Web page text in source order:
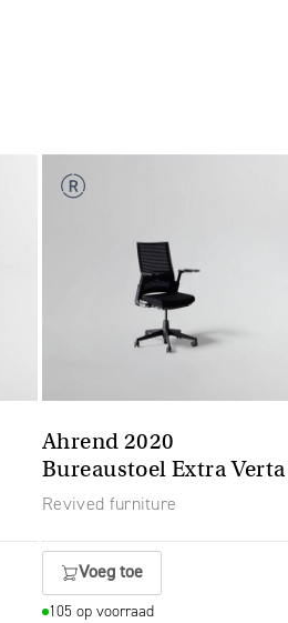
Ahrend 2020
Bureaustoel Extra Verta
Revived furniture
Voeg toe
105 op voorraad